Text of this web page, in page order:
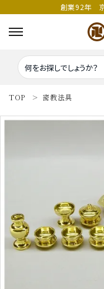
創業92年 京
錫杖
鳴り物
家庭用仏具
TOP 密教法具